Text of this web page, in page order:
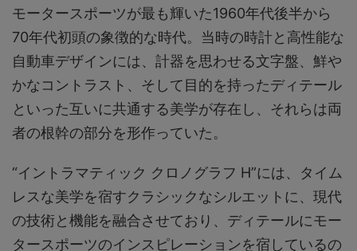
モータースポーツが最も輝いた1960年代後半から
70年代初頭の象徴的な時代。当時の時計と高性能な
自動車デザインには、計器を思わせる文字盤、鮮や
かなコントラスト、そして目的を持ったディテール
といった互いに共通する美学が存在し、それらは両
者の根幹の部分を形作っていた。
“イントラマティック クロノグラフ H”には、タイム
レスな美学を宿すクラシックなシルエットに、現代
の技術と機能を融合させており、ディテールにモー
タースポーツのインスピレーションを宿しているの